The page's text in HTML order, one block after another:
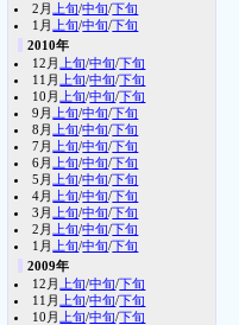
2月 上旬/中旬/下旬
1月 上旬/中旬/下旬
2010年
12月 上旬/中旬/下旬
11月 上旬/中旬/下旬
10月 上旬/中旬/下旬
9月 上旬/中旬/下旬
8月 上旬/中旬/下旬
7月 上旬/中旬/下旬
6月 上旬/中旬/下旬
5月 上旬/中旬/下旬
4月 上旬/中旬/下旬
3月 上旬/中旬/下旬
2月 上旬/中旬/下旬
1月 上旬/中旬/下旬
2009年
12月 上旬/中旬/下旬
11月 上旬/中旬/下旬
10月 上旬/中旬/下旬